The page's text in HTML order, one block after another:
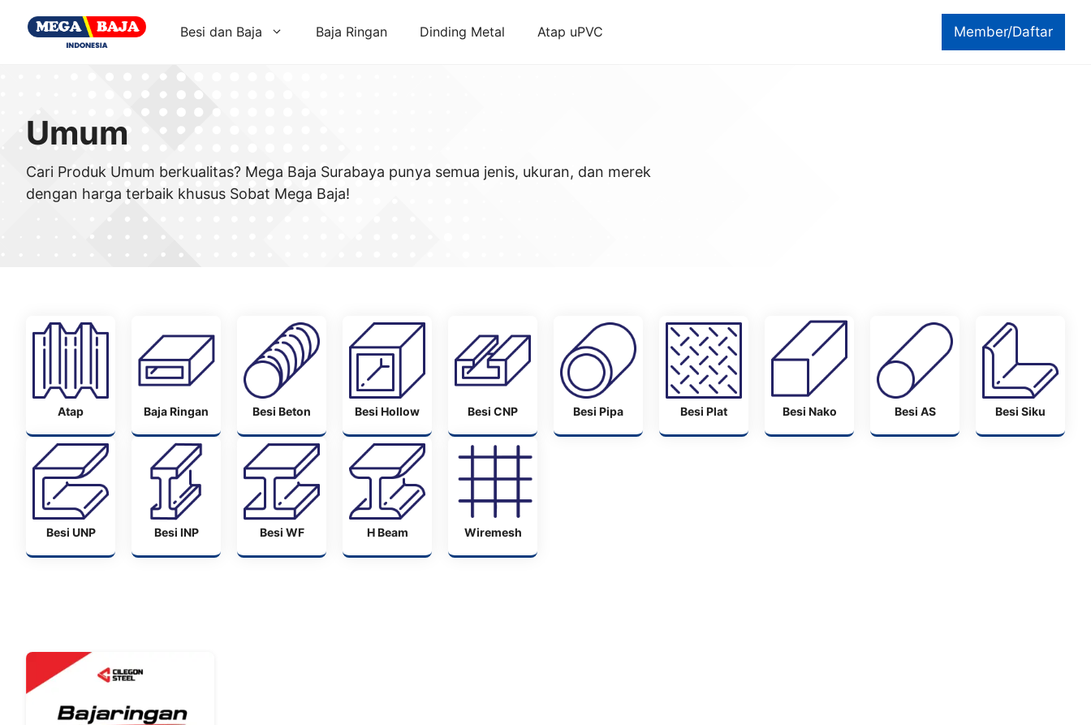
Member/Daftar
Besi dan Baja Baja Ringan Dinding Metal Atap uPVC
Umum
Cari Produk Umum berkualitas? Mega Baja Surabaya punya semua jenis, ukuran, dan merek
dengan harga terbaik khusus Sobat Mega Baja!
Atap Baja Ringan Besi Beton Besi Hollow Besi CNP Besi Pipa Besi Plat Besi Nako Besi AS Besi Siku
Besi UNP Besi INP Besi WF H Beam Wiremesh